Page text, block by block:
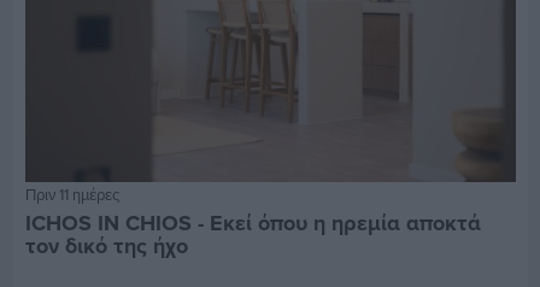
Πριν 11 ημέρες
ICHOS IN CHIOS - Εκεί όπου η ηρεμία αποκτά
τον δικό της ήχο